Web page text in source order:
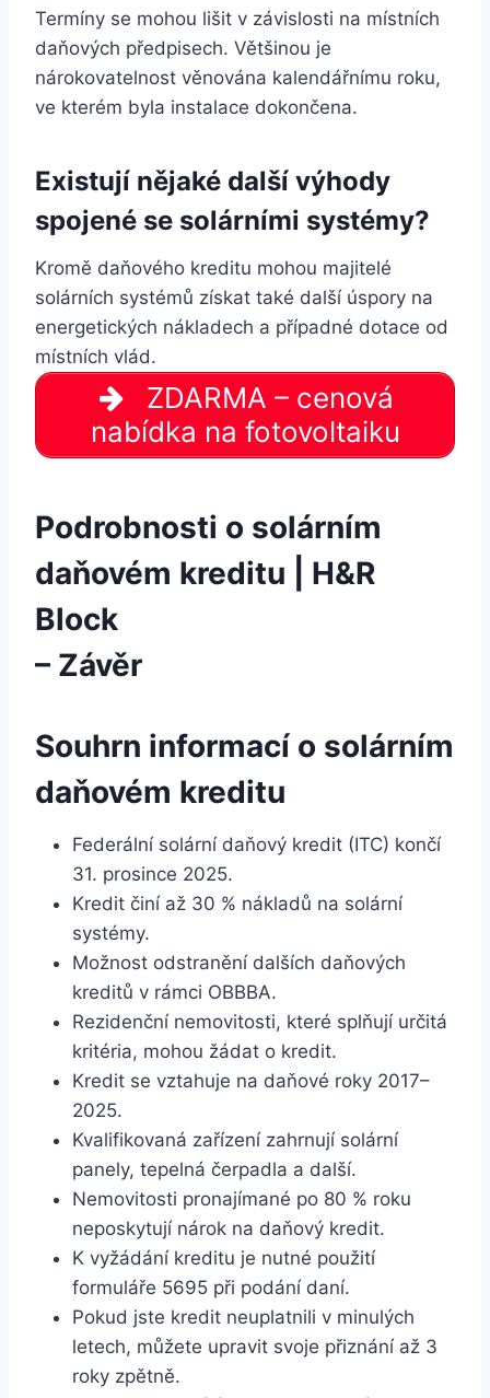
Termíny se mohou lišit v závislosti na místních
daňových předpisech. Většinou je
nárokovatelnost věnována kalendářnímu roku,
ve kterém byla instalace dokončena.
Existují nějaké další výhody
spojené se solárními systémy?
Kromě daňového kreditu mohou majitelé
solárních systémů získat také další úspory na
energetických nákladech a případné dotace od
místních vlád.
ZDARMA – cenová
nabídka na fotovoltaiku
Podrobnosti o solárním
daňovém kreditu | H&R
Block
– Závěr
Souhrn informací o solárním
daňovém kreditu
Federální solární daňový kredit (ITC) končí
31. prosince 2025.
Kredit činí až 30 % nákladů na solární
systémy.
Možnost odstranění dalších daňových
kreditů v rámci OBBBA.
Rezidenční nemovitosti, které splňují určitá
kritéria, mohou žádat o kredit.
Kredit se vztahuje na daňové roky 2017–
2025.
Kvalifikovaná zařízení zahrnují solární
panely, tepelná čerpadla a další.
Nemovitosti pronajímané po 80 % roku
neposkytují nárok na daňový kredit.
K vyžádání kreditu je nutné použití
formuláře 5695 při podání daní.
Pokud jste kredit neuplatnili v minulých
letech, můžete upravit svoje přiznání až 3
roky zpětně.